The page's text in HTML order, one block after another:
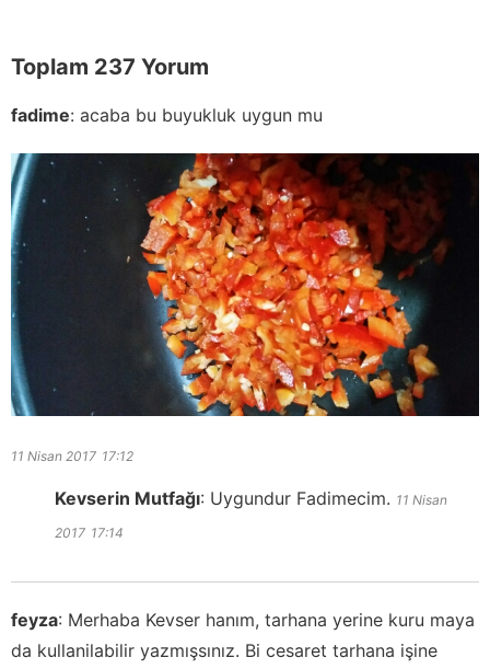
Toplam 237 Yorum
fadime: acaba bu buyukluk uygun mu
11 Nisan 2017 17:12
Kevserin Mutfağı: Uygundur Fadimecim. 11 Nisan
2017 17:14
feyza: Merhaba Kevser hanım, tarhana yerine kuru maya
da kullanilabilir yazmışsınız. Bi cesaret tarhana işine